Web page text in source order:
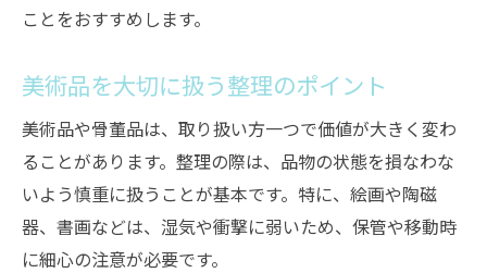
ことをおすすめします。
美術品を大切に扱う整理のポイント
美術品や骨董品は、取り扱い方一つで価値が大きく変わ
ることがあります。整理の際は、品物の状態を損なわな
いよう慎重に扱うことが基本です。特に、絵画や陶磁
器、書画などは、湿気や衝撃に弱いため、保管や移動時
に細心の注意が必要です。